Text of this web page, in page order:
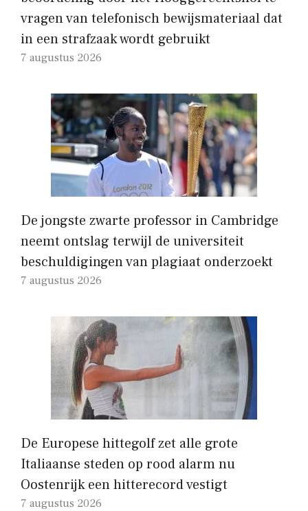
vragen van telefonisch bewijsmateriaal dat
in een strafzaak wordt gebruikt
7 augustus 2026
De jongste zwarte professor in Cambridge
neemt ontslag terwijl de universiteit
beschuldigingen van plagiaat onderzoekt
7 augustus 2026
De Europese hittegolf zet alle grote
Italiaanse steden op rood alarm nu
Oostenrijk een hitterecord vestigt
7 augustus 2026